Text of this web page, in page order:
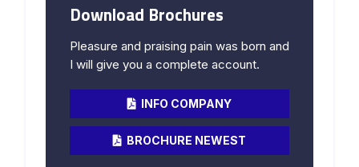
Download Brochures
Pleasure and praising pain was born and
I will give you a complete account.
INFO COMPANY
BROCHURE NEWEST